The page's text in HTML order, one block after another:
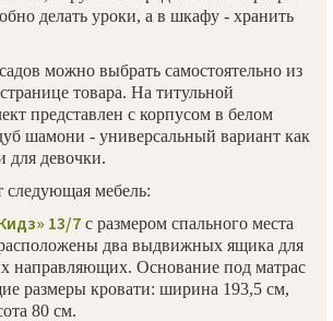
делать уроки, а в шкафу - хранить
можно выбрать самостоятельно из
товара. На титульной
представлен с корпусом в белом
шамони - универсальный вариант как
для девочки.
следующая мебель:
13/7с размером спального места
два выдвижных ящика для
направляющих. Основание под матрас
размеры кровати: ширина 193,5 см,
80 см.